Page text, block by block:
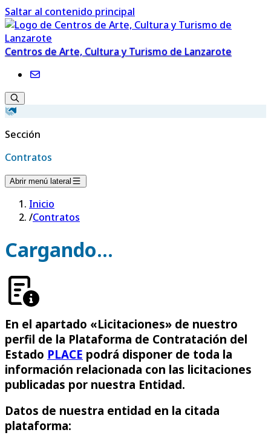
Saltar al contenido principal
Centros de Arte, Cultura y Turismo de Lanzarote
Sección
Contratos
Abrir menú lateral
Inicio
/Contratos
Cargando...
En el apartado «Licitaciones» de nuestro
perfil de la Plataforma de Contratación del
Estado PLACE podrá disponer de toda la
información relacionada con las licitaciones
publicadas por nuestra Entidad.
Datos de nuestra entidad en la citada
plataforma: